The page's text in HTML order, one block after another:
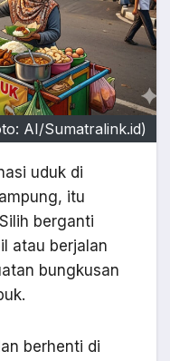
AI/Sumatralink.id)
uduk di
itu
berganti
atau berjalan
bungkusan
berhenti di